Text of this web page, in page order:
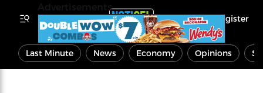
Register
Last Minute News Economy Opinions
Advertisements